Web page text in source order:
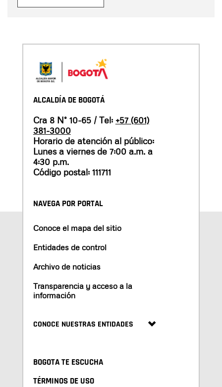
ALCALDÍA DE BOGOTÁ
Cra 8 N° 10-65 / Tel: +57 (601)
381-3000
Horario de atención al público:
Lunes a viernes de 7:00 a.m. a
4:30 p.m.
Código postal: 111711
NAVEGA POR PORTAL
Conoce el mapa del sitio
Entidades de control
Archivo de noticias
Transparencia y acceso a la
información
CONOCE NUESTRAS ENTIDADES
BOGOTA TE ESCUCHA
TÉRMINOS DE USO